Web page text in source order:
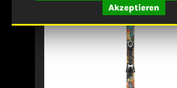
mit seinem roten Atomic Racing-
so schnell aus, wie er sich
Hersteller (EU-
GPSR)Amer Sports Deutschland
Akzeptieren